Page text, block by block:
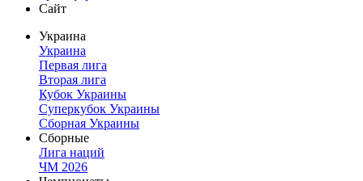
Сайт
Украина
Украина
Первая лига
Вторая лига
Кубок Украины
Суперкубок Украины
Сборная Украины
Сборные
Лига наций
ЧМ 2026